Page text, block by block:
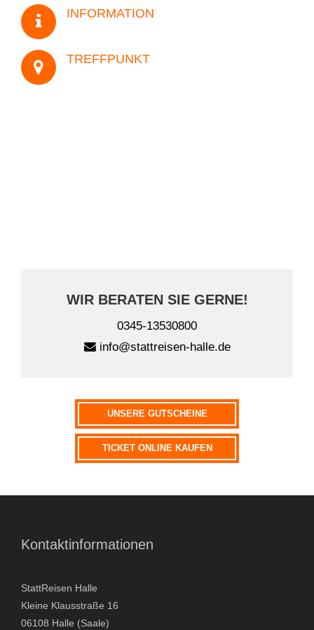
Ihre Nachricht
INFORMATION
TREFFPUNKT
WIR BERATEN SIE GERNE!
0345-13530800
info@stattreisen-halle.de
UNSERE GUTSCHEINE
TICKET ONLINE KAUFEN
Kontaktinformationen
StattReisen Halle
Kleine Klausstraße 16
06108 Halle (Saale)